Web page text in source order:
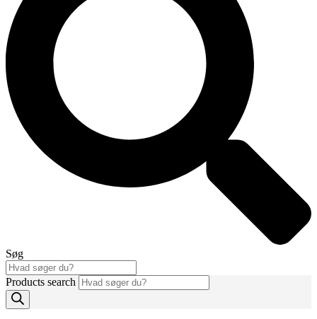
Søg
Products search